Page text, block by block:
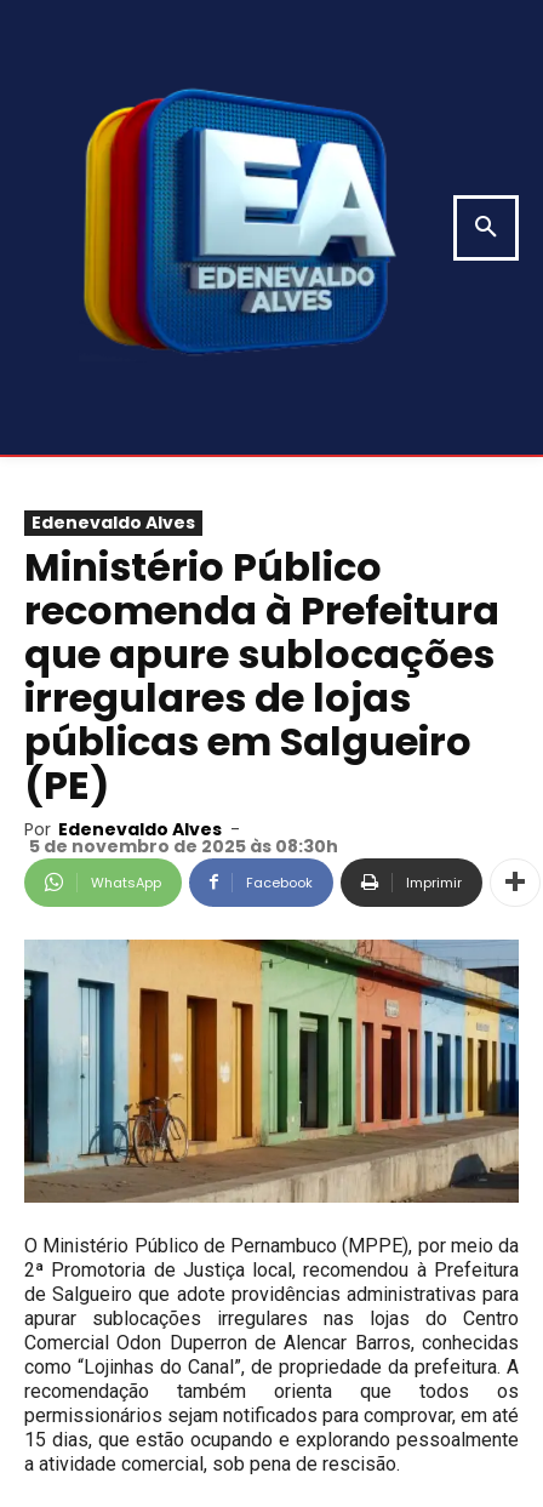
Edenevaldo Alves
Ministério Público
recomenda à Prefeitura
que apure sublocações
irregulares de lojas
públicas em Salgueiro
(PE)
Por Edenevaldo Alves -
5 de novembro de 2025 às 08:30h
WhatsApp Facebook Imprimir
O Ministério Público de Pernambuco (MPPE), por meio da
2ª Promotoria de Justiça local, recomendou à Prefeitura
de Salgueiro que adote providências administrativas para
apurar sublocações irregulares nas lojas do Centro
Comercial Odon Duperron de Alencar Barros, conhecidas
como “Lojinhas do Canal”, de propriedade da prefeitura. A
recomendação também orienta que todos os
permissionários sejam notificados para comprovar, em até
15 dias, que estão ocupando e explorando pessoalmente
a atividade comercial, sob pena de rescisão.